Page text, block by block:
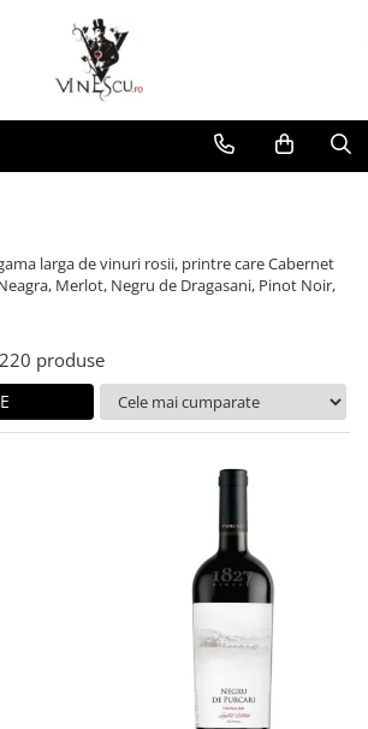
Vinarsuri
larga de vinuri rosii, printre care Cabernet
Merlot, Negru de Dragasani, Pinot Noir,
220 produse